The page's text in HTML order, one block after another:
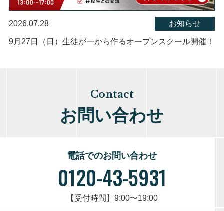
2026.07.28 お知らせ
9月27日（日）生徒が一から作るオープンスクール開催！
Contact
お問い合わせ
電話でのお問い合わせ
0120-43-5931
【受付時間】9:00〜19:00